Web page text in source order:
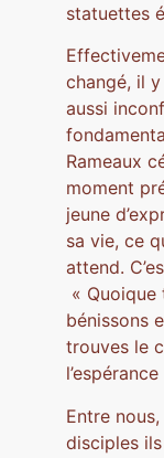
statuettes
changé, il
aussi
Rameaux
moment
jeune
sa vie, ce
attend.
«
bénissons
trouves le
l’espérance
Entre
disciples